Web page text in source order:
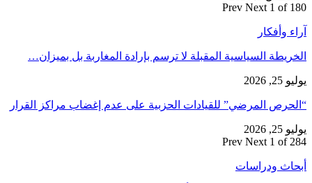
Prev Next 1 of 180
آراء وأفكار
الخريطة السياسية المقبلة لا ترسم بإرادة المغاربة بل بميزان…
يوليو 25, 2026
“الحرص المرضي” للقيادات الحزبية على عدم إغضاب مراكز القرار
يوليو 25, 2026
Prev Next 1 of 284
أبحاث ودراسات